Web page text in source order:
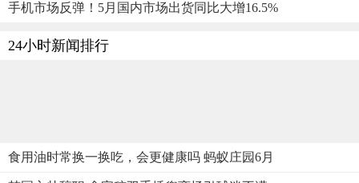
手机市场反弹！5月国内市场出货同比大增16.5%
24小时新闻排行
食用油时常换一换吃，会更健康吗 蚂蚁庄园6月